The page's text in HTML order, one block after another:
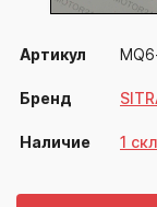
Артикул
Бренд
Наличие 1